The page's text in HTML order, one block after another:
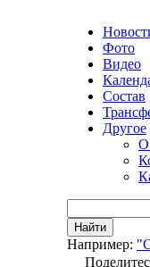
Фото
Видео
Состав
Другое
О
Найти
Например: